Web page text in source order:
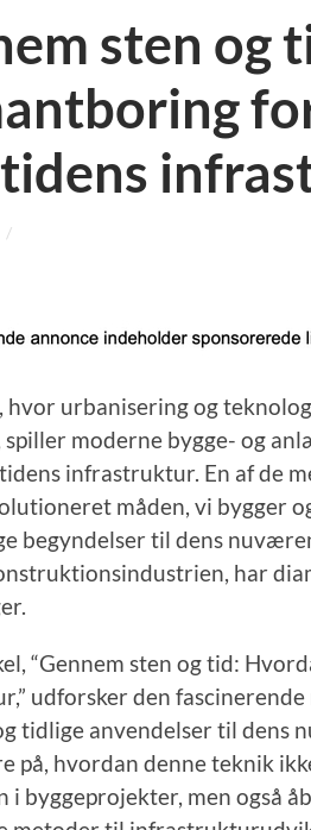
sten og
/
hvor urbanisering og
spiller moderne bygge- og
infrastruktur. En af de
måden, vi bygger
begyndelser til dens
har
“Gennem sten og tid:
udforsker den
tidlige anvendelser til dens
på, hvordan denne teknik
i byggeprojekter, men også